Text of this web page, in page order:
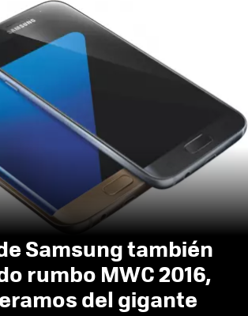
Samsung también
rumbo MWC 2016,
del gigante